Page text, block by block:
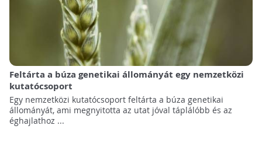
Feltárta a búza genetikai állományát egy nemzetközi
kutatócsoport
Egy nemzetközi kutatócsoport feltárta a búza genetikai
állományát, ami megnyitotta az utat jóval táplálóbb és az
éghajlathoz ...